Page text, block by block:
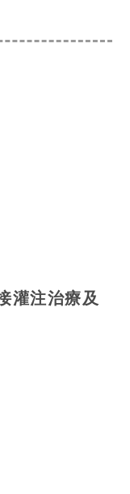
灌注治療及